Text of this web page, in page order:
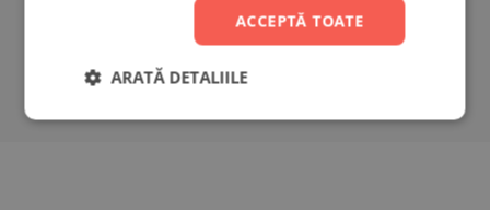
ACCEPTĂ TOATE
ARATĂ DETALIILE